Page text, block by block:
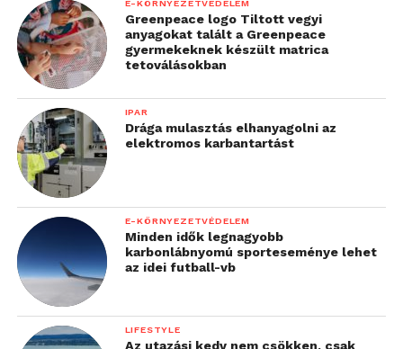
E-KÖRNYEZETVÉDELEM
Greenpeace logo Tiltott vegyi
anyagokat talált a Greenpeace
gyermekeknek készült matrica
tetoválásokban
IPAR
Drága mulasztás elhanyagolni az
elektromos karbantartást
E-KÖRNYEZETVÉDELEM
Minden idők legnagyobb
karbonlábnyomú sporteseménye lehet
az idei futball-vb
LIFESTYLE
Az utazási kedv nem csökken, csak